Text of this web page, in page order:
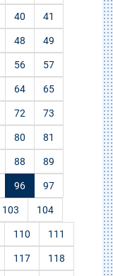
40 41
48 49
56 57
64 65
72 73
80 81
88 89
96 97
103 104
110 111
117 118